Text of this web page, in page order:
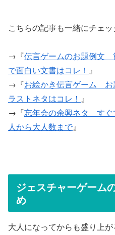
こちらの記事も一緒にチェッ
→『伝言ゲームのお題例文
で面白い文書はコレ！ 』
→『お絵かき伝言ゲーム お
ラストネタはコレ！ 』
→『忘年会の余興ネタ すぐ
人から大人数まで』
ジェスチャーゲーム
め
大人になってからも盛り上が